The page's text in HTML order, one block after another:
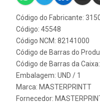
Código do Fabricante:
Código: 45548
Código NCM: 82141000
Código de Barras do
Código de Barras da
Embalagem: UND / 1
Marca: MASTERPRINTT
Fornecedor: